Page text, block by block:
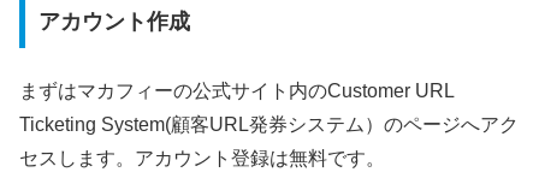
アカウント作成
まずはマカフィーの公式サイト内のCustomer URL
Ticketing System(顧客URL発券システム）のページへアク
セスします。アカウント登録は無料です。